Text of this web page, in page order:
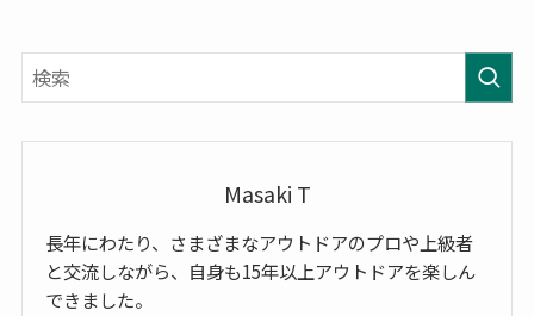
Masaki T
長年にわたり、さまざまなアウトドアのプロや上級者
と交流しながら、自身も15年以上アウトドアを楽しん
できました。